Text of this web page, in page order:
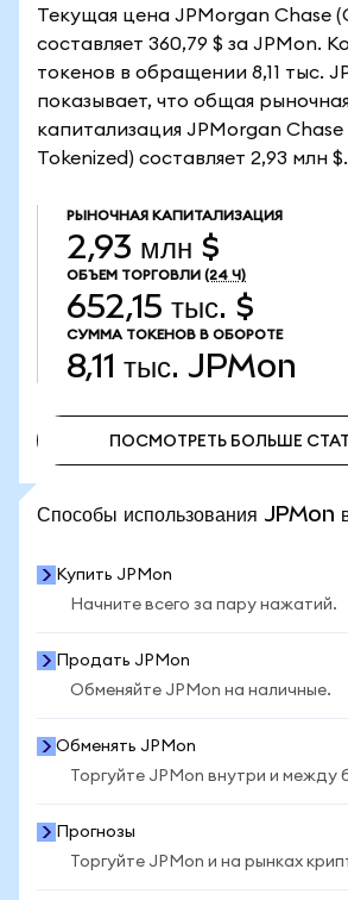
Текущая цена JPMorgan Chase
составляет 360,79 $ за JPMon.
токенов в обращении 8,11 тыс.
показывает, что общая
капитализация JPMorgan Chase
Tokenized) составляет 2,93 млн $.
РЫНОЧНАЯ КАПИТАЛИЗАЦИЯ
2,93 млн $
ОБЪЕМ ТОРГОВЛИ (24 Ч)
652,15 тыс. $
СУММА ТОКЕНОВ В ОБОРОТЕ
8,11 тыс. JPMon
ПОСМОТРЕТЬ БОЛЬШЕ
Способы использования
Купить JPMon
Начните всего за пару нажатий.
Продать JPMon
Обменяйте JPMon на наличные.
Обменять JPMon
Торгуйте JPMon внутри и между
Прогнозы
Торгуйте JPMon и на рынках